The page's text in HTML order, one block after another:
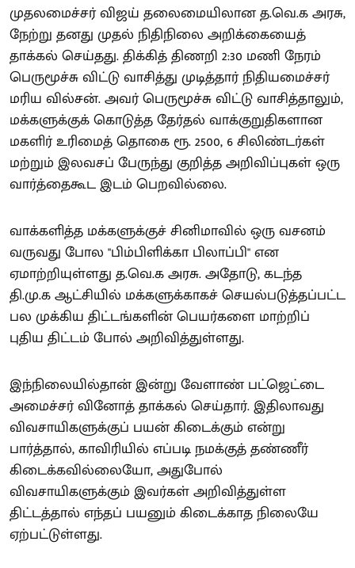
முதலமைச்சர் விஜய் தலைமையிலான த.வெ.க அரசு,
நேற்று தனது முதல் நிதிநிலை அறிக்கையைத்
தாக்கல் செய்தது. திக்கித் திணறி 2:30 மணி நேரம்
பெருமூச்சு விட்டு வாசித்து முடித்தார் நிதியமைச்சர்
மரிய வில்சன். அவர் பெருமூச்சு விட்டு வாசித்தாலும்,
மக்களுக்குக் கொடுத்த தேர்தல் வாக்குறுதிகளான
மகளிர் உரிமைத் தொகை ரூ. 2500, 6 சிலிண்டர்கள்
மற்றும் இலவசப் பேருந்து குறித்த அறிவிப்புகள் ஒரு
வார்த்தைகூட இடம் பெறவில்லை.
வாக்களித்த மக்களுக்குச் சினிமாவில் ஒரு வசனம்
வருவது போல "பிம்பிளிக்கா பிலாப்பி" என
ஏமாற்றியுள்ளது த.வெ.க அரசு. அதோடு, கடந்த
தி.மு.க ஆட்சியில் மக்களுக்காகச் செயல்படுத்தப்பட்ட
பல முக்கிய திட்டங்களின் பெயர்களை மாற்றிப்
புதிய திட்டம் போல் அறிவித்துள்ளது.
இந்நிலையில்தான் இன்று வேளாண் பட்ஜெட்டை
அமைச்சர் வினோத் தாக்கல் செய்தார். இதிலாவது
விவசாயிகளுக்குப் பயன் கிடைக்கும் என்று
பார்த்தால், காவிரியில் எப்படி நமக்குத் தண்ணீர்
கிடைக்கவில்லையோ, அதுபோல்
விவசாயிகளுக்கும் இவர்கள் அறிவித்துள்ள
திட்டத்தால் எந்தப் பயனும் கிடைக்காத நிலையே
ஏற்பட்டுள்ளது.